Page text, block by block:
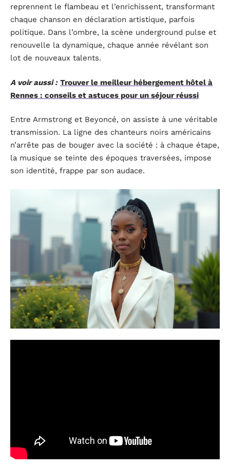
reprennent le flambeau et l’enrichissent, transformant
chaque chanson en déclaration artistique, parfois
politique. Dans l’ombre, la scène underground pulse et
renouvelle la dynamique, chaque année révélant son
lot de nouveaux talents.
A voir aussi : Trouver le meilleur hébergement hôtel à
Rennes : conseils et astuces pour un séjour réussi
Entre Armstrong et Beyoncé, on assiste à une véritable
transmission. La ligne des chanteurs noirs américains
n’arrête pas de bouger avec la société : à chaque étape,
la musique se teinte des époques traversées, impose
son identité, frappe par son audace.